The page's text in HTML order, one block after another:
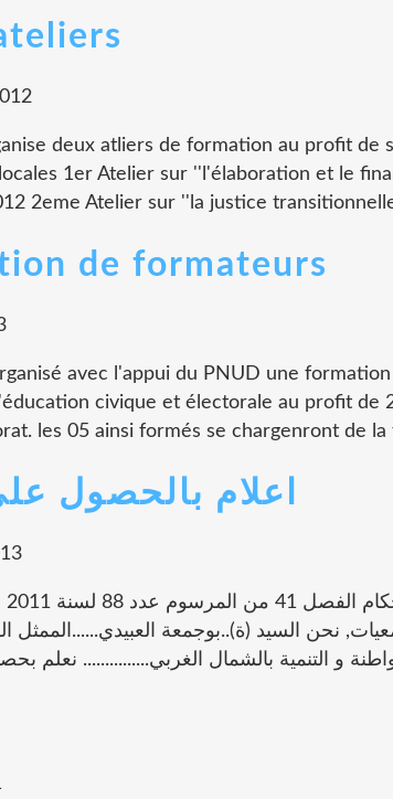
deux atliers de formation au profit de
1er Atelier sur ''l'élaboration et le
2eme Atelier sur ''la justice
de formateurs
avec l'appui du PNUD une
l'éducation civique et électorale au profit de
les 05 ainsi formés se chargenront de
اعلام بالحصول
الجمعيات, نحن السيد (ة)..بوجمعة العبيدي......الممثل